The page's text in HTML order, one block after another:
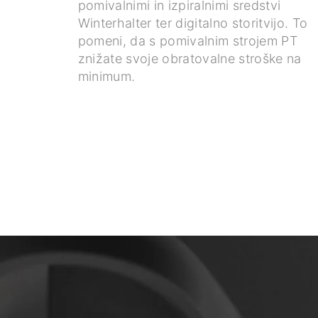
pomivalnimi in izpiralnimi sredstvi
Winterhalter ter digitalno storitvijo. To
pomeni, da s pomivalnim strojem PT
znižate svoje obratovalne stroške na
minimum.